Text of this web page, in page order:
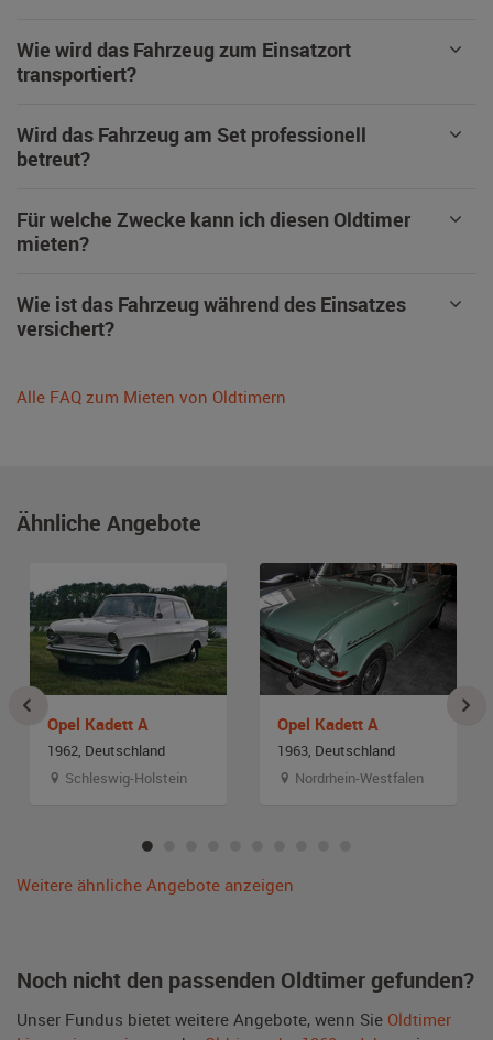
Wie wird das Fahrzeug zum Einsatzort
transportiert?
Wird das Fahrzeug am Set professionell
betreut?
Für welche Zwecke kann ich diesen Oldtimer
mieten?
Wie ist das Fahrzeug während des Einsatzes
versichert?
Alle FAQ zum Mieten von Oldtimern
Ähnliche Angebote
Opel Kadett A
1962, Deutschland
Schleswig-Holstein
Opel Kadett A
1963, Deutschland
Nordrhein-Westfalen
Weitere ähnliche Angebote anzeigen
Noch nicht den passenden Oldtimer gefunden?
Unser Fundus bietet weitere Angebote, wenn Sie Oldtimer